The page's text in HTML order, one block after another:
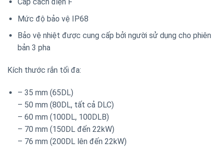
Mức độ bảo vệ IP68
Bảo vệ nhiệt được cung cấp bởi người sử dụng cho phiên
bản 3 pha
Kích thước rắn tối đa:
– 35 mm (65DL)
– 50 mm (80DL, tất cả DLC)
– 60 mm (100DL, 100DLB)
– 70 mm (150DL đến 22kW)
– 76 mm (200DL lên đến 22kW)